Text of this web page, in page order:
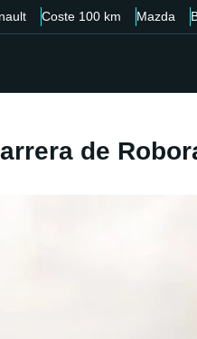
Coste 100 km Mazda
de